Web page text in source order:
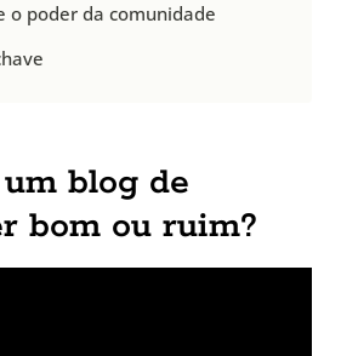
o poder da comunidade
blog de
bom ou ruim?